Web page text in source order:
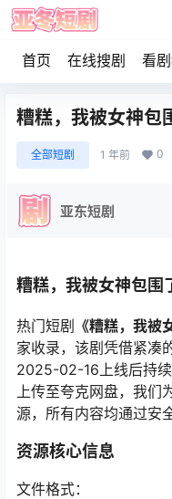
首页 在线搜剧 看
糟糕，我被女神包
全部短剧 1 年前 0
亚东短剧
糟糕，我被女神包围
热门短剧 《糟糕，我被
家收录，该剧凭借紧凑
2025-02-16上线后持
上传至夸克网盘，我们
源，所有内容均通过安
资源核心信息
文件格式：